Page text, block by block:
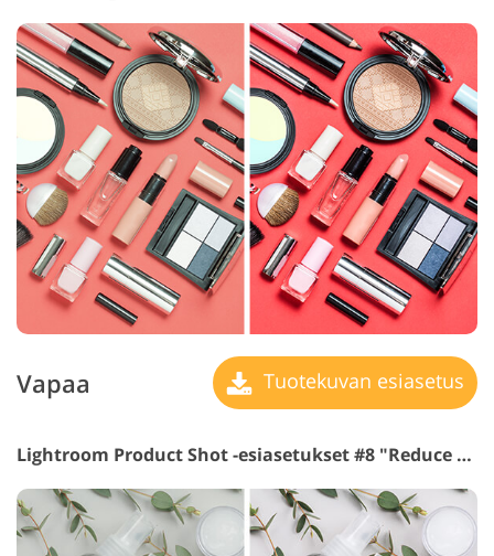
Vapaa Tuotekuvan esiasetus
Lightroom Product Shot -esiasetukset #8 "Reduce Blue Cast"